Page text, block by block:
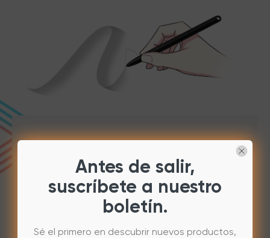
Antes de salir,
suscríbete a nuestro
boletín.
Sé el primero en descubrir nuevos productos,